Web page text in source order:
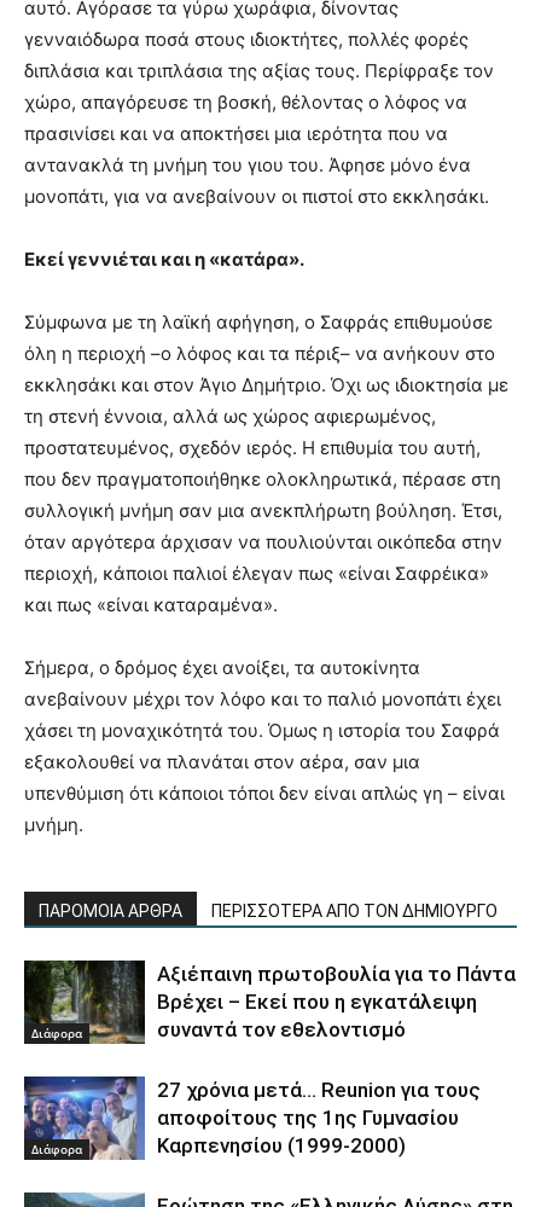
αυτό. Αγόρασε τα γύρω χωράφια, δίνοντας
γενναιόδωρα ποσά στους ιδιοκτήτες, πολλές φορές
διπλάσια και τριπλάσια της αξίας τους. Περίφραξε τον
χώρο, απαγόρευσε τη βοσκή, θέλοντας ο λόφος να
πρασινίσει και να αποκτήσει μια ιερότητα που να
αντανακλά τη μνήμη του γιου του. Άφησε μόνο ένα
μονοπάτι, για να ανεβαίνουν οι πιστοί στο εκκλησάκι.
Εκεί γεννιέται και η «κατάρα».
Σύμφωνα με τη λαϊκή αφήγηση, ο Σαφράς επιθυμούσε
όλη η περιοχή –ο λόφος και τα πέριξ– να ανήκουν στο
εκκλησάκι και στον Άγιο Δημήτριο. Όχι ως ιδιοκτησία με
τη στενή έννοια, αλλά ως χώρος αφιερωμένος,
προστατευμένος, σχεδόν ιερός. Η επιθυμία του αυτή,
που δεν πραγματοποιήθηκε ολοκληρωτικά, πέρασε στη
συλλογική μνήμη σαν μια ανεκπλήρωτη βούληση. Έτσι,
όταν αργότερα άρχισαν να πουλιούνται οικόπεδα στην
περιοχή, κάποιοι παλιοί έλεγαν πως «είναι Σαφρέικα»
και πως «είναι καταραμένα».
Σήμερα, ο δρόμος έχει ανοίξει, τα αυτοκίνητα
ανεβαίνουν μέχρι τον λόφο και το παλιό μονοπάτι έχει
χάσει τη μοναχικότητά του. Όμως η ιστορία του Σαφρά
εξακολουθεί να πλανάται στον αέρα, σαν μια
υπενθύμιση ότι κάποιοι τόποι δεν είναι απλώς γη – είναι
μνήμη.
ΠΑΡΟΜΟΙΑ ΑΡΘΡΑ ΠΕΡΙΣΣΟΤΕΡΑ ΑΠΟ ΤΟΝ ΔΗΜΙΟΥΡΓΟ
Διάφορα
Αξιέπαινη πρωτοβουλία για το Πάντα
Βρέχει – Εκεί που η εγκατάλειψη
συναντά τον εθελοντισμό
Διάφορα
27 χρόνια μετά… Reunion για τους
αποφοίτους της 1ης Γυμνασίου
Καρπενησίου (1999-2000)